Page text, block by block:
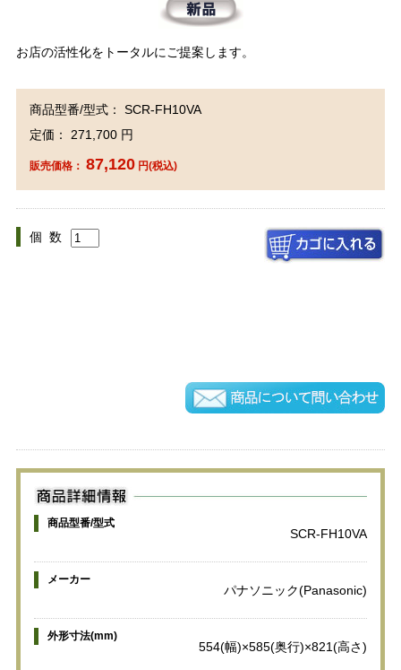
お店の活性化をトータルにご提案します。
商品型番/型式： SCR-FH10VA
定価： 271,700 円
販売価格： 87,120円(税込)
個 数
商品型番/型式
SCR-FH10VA
メーカー
パナソニック(Panasonic)
外形寸法(mm)
554(幅)×585(奥行)×821(高さ)